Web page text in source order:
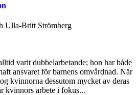
Ulla-Britt Strömberg
varit dubbelarbetande; hon har både
ansvaret för barnens omvårdnad. När
kvinnorna dessutom mycket av deras
kvinnors arbete i fokus...